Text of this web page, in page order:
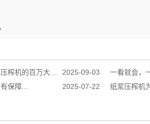
2025-09-03
机的百万大单...
一看就会，
2025-07-22
保障... 纸浆压榨机为什么